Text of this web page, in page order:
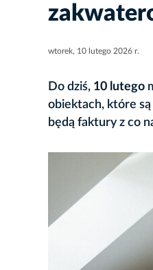
wtorek, 10 lutego 2026 r.
Do dziś, 10 lutego
obiektach, które
będą faktury z co